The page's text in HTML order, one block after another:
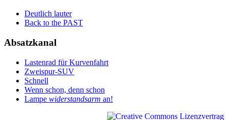
Deutlich lauter
Back to the PAST
Absatzkanal
Lastenrad für Kurvenfahrt
Zweispur-SUV
Schnell
Wenn schon, denn schon
Lampe widerstandsarm an!